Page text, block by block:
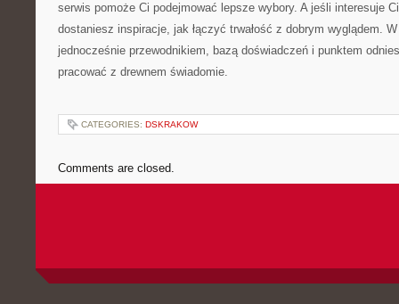
serwis pomoże Ci podejmować lepsze wybory. A jeśli interesuje
dostaniesz inspiracje, jak łączyć trwałość z dobrym wyglądem.
jednocześnie przewodnikiem, bazą doświadczeń i punktem
pracować z drewnem świadomie.
CATEGORIES: DSKRAKOW
Comments are closed.